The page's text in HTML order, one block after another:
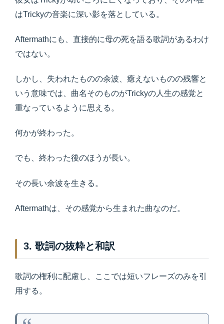
はTrickyの音楽に深い影を落としている。
Aftermathにも、直接的に母の死を語る歌詞があるわけ
ではない。
しかし、失われたものの余波、癒えないものの残響と
いう意味では、曲名そのものがTrickyの人生の感覚と
重なっているように思える。
何かが終わった。
でも、終わった後のほうが長い。
その長い余波を生きる。
Aftermathは、その感覚から生まれた曲なのだ。
3. 歌詞の抜粋と和訳
歌詞の権利に配慮し、ここでは短いフレーズのみを引
用する。